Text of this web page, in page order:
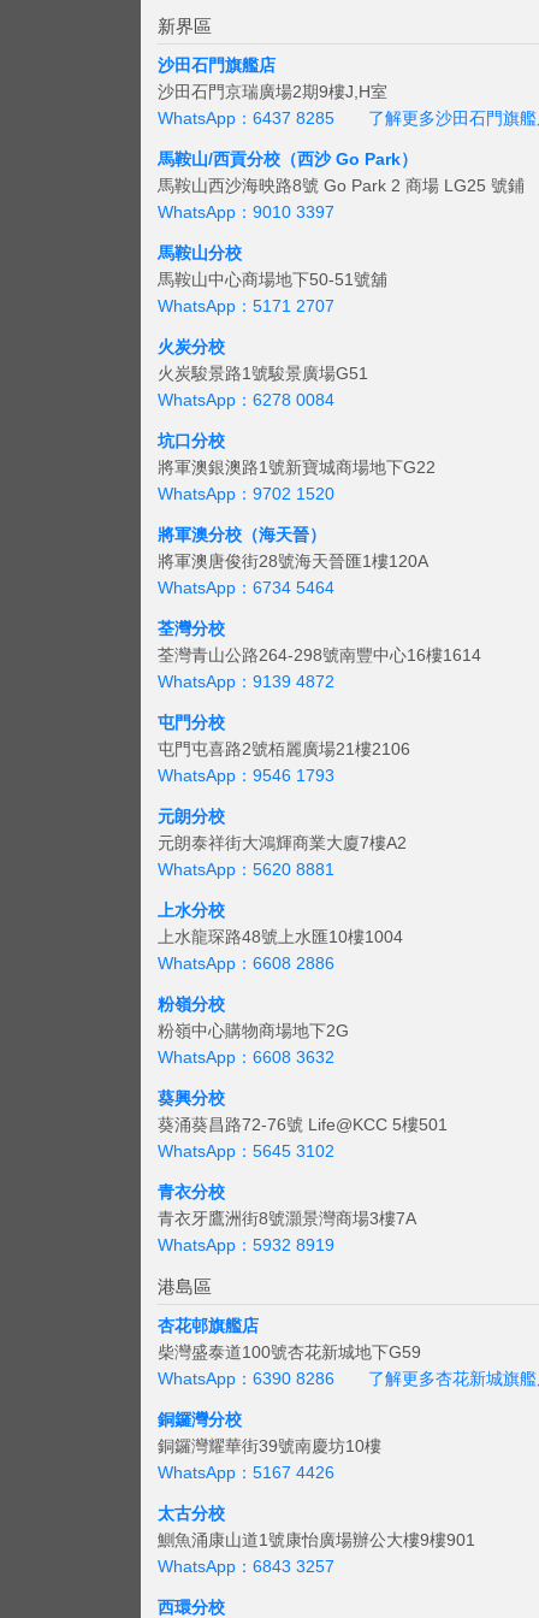
新界區
沙田石門旗艦店
沙田石門京瑞廣場2期9樓J,H室
WhatsApp：6437 8285
了解更多沙田石門旗
馬鞍山/西貢分校（西沙 Go Park）
馬鞍山西沙海映路8號 Go Park 2 商場 LG25 號鋪
WhatsApp：9010 3397
馬鞍山分校
馬鞍山中心商場地下50-51號舖
WhatsApp：5171 2707
火炭分校
火炭駿景路1號駿景廣場G51
WhatsApp：6278 0084
坑口分校
將軍澳銀澳路1號新寶城商場地下G22
WhatsApp：9702 1520
將軍澳分校（海天晉）
將軍澳唐俊街28號海天晉匯1樓120A
WhatsApp：6734 5464
荃灣分校
荃灣青山公路264-298號南豐中心16樓1614
WhatsApp：9139 4872
屯門分校
屯門屯喜路2號栢麗廣場21樓2106
WhatsApp：9546 1793
元朗分校
元朗泰祥街大鴻輝商業大廈7樓A2
WhatsApp：5620 8881
上水分校
上水龍琛路48號上水匯10樓1004
WhatsApp：6608 2886
粉嶺分校
粉嶺中心購物商場地下2G
WhatsApp：6608 3632
葵興分校
葵涌葵昌路72-76號 Life@KCC 5樓501
WhatsApp：5645 3102
青衣分校
青衣牙鷹洲街8號灝景灣商場3樓7A
WhatsApp：5932 8919
港島區
杏花邨旗艦店
柴灣盛泰道100號杏花新城地下G59
WhatsApp：6390 8286
了解更多杏花新城旗
銅鑼灣分校
銅鑼灣耀華街39號南慶坊10樓
WhatsApp：5167 4426
太古分校
鰂魚涌康山道1號康怡廣場辦公大樓9樓901
WhatsApp：6843 3257
西環分校